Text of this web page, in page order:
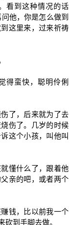
看到这种情况的话
他，你是怎么做到
这里来，过来祈祷
得蛮快，聪明伶俐
了，后来就为了去
伤了。几岁的时候
这个小孩，叫他叫
懂什么了，跟着他
亲的吧，或者两个
钱，比以前我一个
砍到手脚去做。